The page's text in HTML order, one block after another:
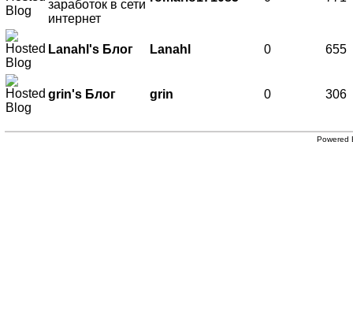
заработок в сети
интернет
Lanahl's Блог Lanahl 0 655
grin's Блог grin 0 306
Powered